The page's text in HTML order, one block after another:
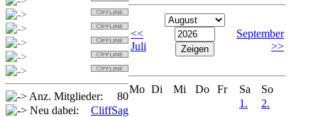
Anz. Mitglieder:
80
Neu dabei:
CliffSag
<<
Juli
September
>>
Mo Di Mi Do Fr Sa
So
1.
2.